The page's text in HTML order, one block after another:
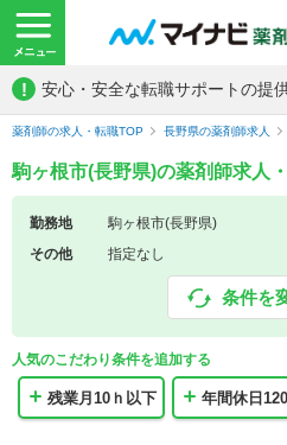
! 安心・安全な転職サポートの提
薬剤師の求人・転職TOP 長野県の薬剤師求人
駒ヶ根市(長野県)の薬剤師求人
勤務地
駒ヶ根市(長野県)
その他
指定なし
条件を
人気のこだわり条件を追加する
残業月10ｈ以下 年間休日